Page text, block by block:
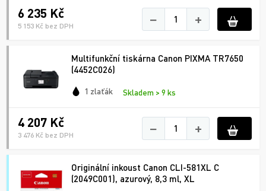
6 235 Kč
5 153 Kč bez DPH − +
Multifunkční tiskárna Canon PIXMA TR7650
(4452C026)
1 zlaťák Skladem > 9 ks
4 207 Kč
3 476 Kč bez DPH − +
Originální inkoust Canon CLI-581XL C
(2049C001), azurový, 8,3 ml, XL